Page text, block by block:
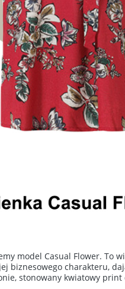
model Casual Flower. To
biznesowego charakteru,
stonowany kwiatowy